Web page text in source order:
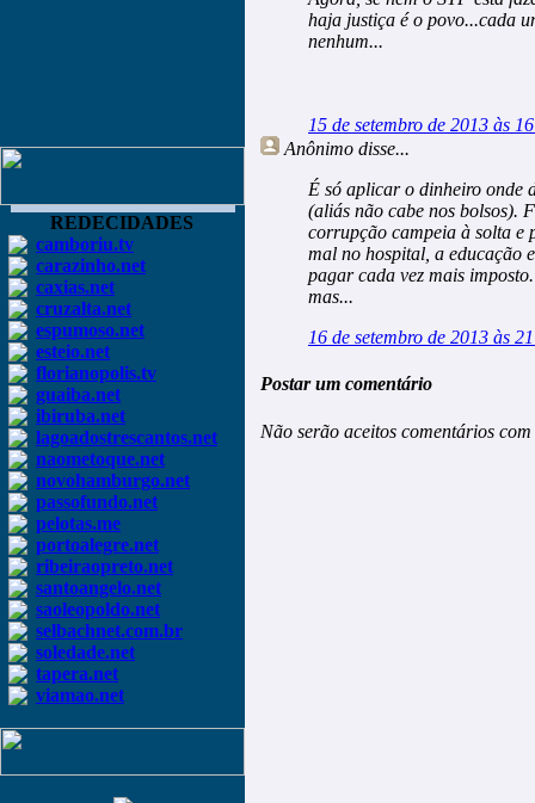
REDECIDADES
camboriu.tv
carazinho.net
caxias.net
cruzalta.net
espumoso.net
esteio.net
florianopolis.tv
guaiba.net
ibiruba.net
lagoadostrescantos.net
naometoque.net
novohamburgo.net
passofundo.net
pelotas.me
portoalegre.net
ribeiraopreto.net
santoangelo.net
saoleopoldo.net
selbachnet.com.br
soledade.net
tapera.net
viamao.net
haja justiça é o povo...cada
nenhum...
15 de setembro de 2013 às
Anônimo disse...
É só aplicar o dinheiro onde
(aliás não cabe nos bolsos).
corrupção campeia à solta e
mal no hospital, a educação
pagar cada vez mais
mas...
16 de setembro de 2013 às
Postar um comentário
Não serão aceitos comentários